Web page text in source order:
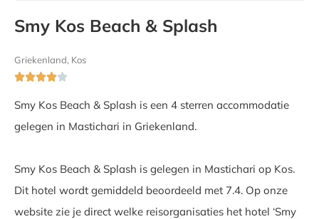
Smy Kos Beach & Splash
Griekenland, Kos

Smy Kos Beach & Splash is een 4 sterren accommodatie
gelegen in Mastichari in Griekenland.
Smy Kos Beach & Splash is gelegen in Mastichari op Kos.
Dit hotel wordt gemiddeld beoordeeld met 7.4. Op onze
website zie je direct welke reisorganisaties het hotel ‘Smy